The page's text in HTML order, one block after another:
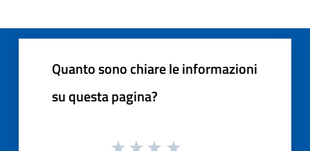
Quanto sono chiare le informazioni
su questa pagina?